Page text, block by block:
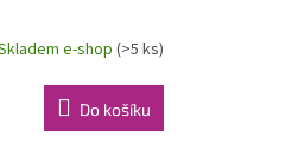
e-shop(>5 ks)
Do košíku